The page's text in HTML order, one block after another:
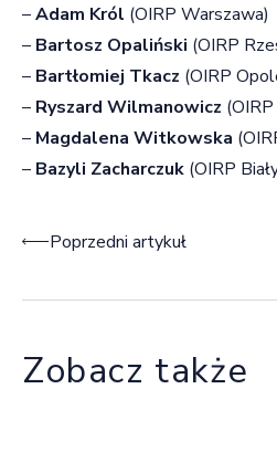
–Adam Król (OIRP Warszawa)
– Bartosz Opaliński (OIRP
– Bartłomiej Tkacz (OIRP
– Ryszard Wilmanowicz
– Magdalena Witkowska
– Bazyli Zacharczuk (OIRP
Nawigacja wpisu
Poprzedni artykuł
Zobacz także